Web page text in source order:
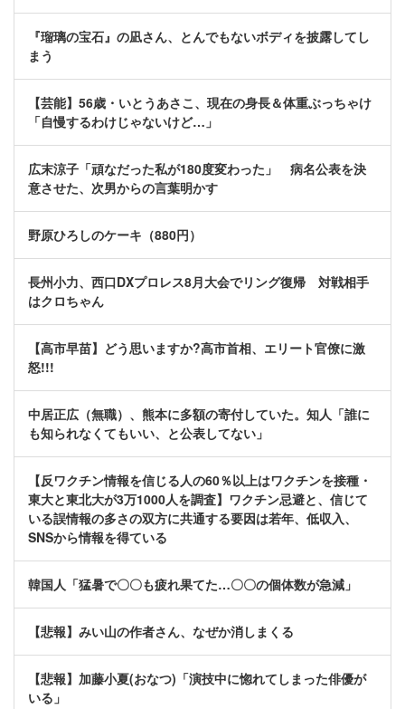
『瑠璃の宝石』の凪さん、とんでもないボディを披露してし
まう
【芸能】56歳・いとうあさこ、現在の身長＆体重ぶっちゃけ
「自慢するわけじゃないけど…」
広末涼子「頑なだった私が180度変わった」 病名公表を決
意させた、次男からの言葉明かす
野原ひろしのケーキ（880円）
長州小力、西口DXプロレス8月大会でリング復帰 対戦相手
はクロちゃん
【高市早苗】どう思いますか?高市首相、エリート官僚に激
怒!!!
中居正広（無職）、熊本に多額の寄付していた。知人「誰に
も知られなくてもいい、と公表してない」
【反ワクチン情報を信じる人の60％以上はワクチンを接種・
東大と東北大が3万1000人を調査】ワクチン忌避と、信じて
いる誤情報の多さの双方に共通する要因は若年、低収入、
SNSから情報を得ている
韓国人「猛暑で〇〇も疲れ果てた…〇〇の個体数が急減」
【悲報】みい山の作者さん、なぜか消しまくる
【悲報】加藤小夏(おなつ)「演技中に惚れてしまった俳優が
いる」